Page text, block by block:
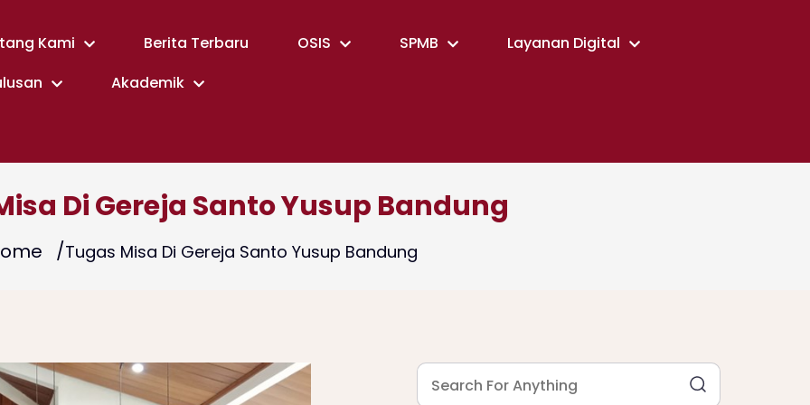
Kami Berita Terbaru OSIS SPMB
Layanan Digital
Akademik
Di Gereja Santo Yusup Bandung
Tugas Misa Di Gereja Santo Yusup Bandung